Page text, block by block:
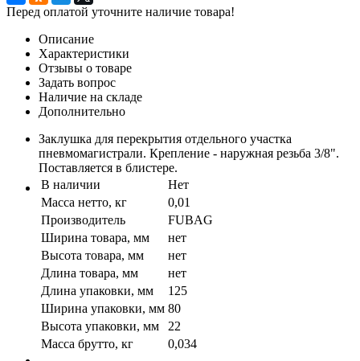
Перед оплатой уточните наличие товара!
Описание
Характеристики
Отзывы о товаре
Задать вопрос
Наличие на складе
Дополнительно
Заклушка для перекрытия отдельного участка
пневмомагистрали. Крепление - наружная резьба 3/8".
Поставляется в блистере.
В наличии
Нет
Масса нетто, кг
0,01
Производитель
FUBAG
Ширина товара, мм
нет
Высота товара, мм
нет
Длина товара, мм
нет
Длина упаковки, мм
125
Ширина упаковки, мм 80
Высота упаковки, мм
22
Масса брутто, кг
0,034